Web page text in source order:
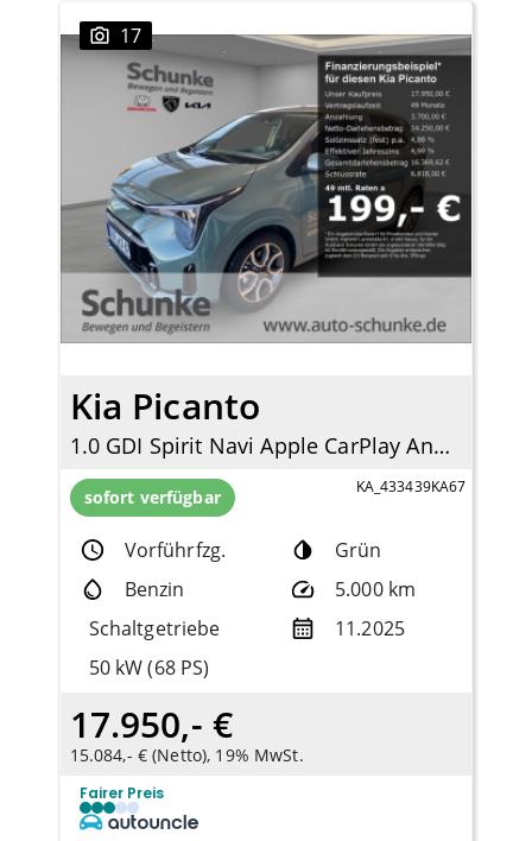
17
Kia Picanto
1.0 GDI Spirit Navi Apple CarPlay Android Auto Klimaautom DAB SHZ LenkradHZG
sofort verfügbar KA_433439KA67
Vorführfzg.
Grün
Benzin
5.000 km
Schaltgetriebe
11.2025
50 kW (68 PS)
17.950,- €
15.084,- € (Netto), 19% MwSt.
Fairer Preis